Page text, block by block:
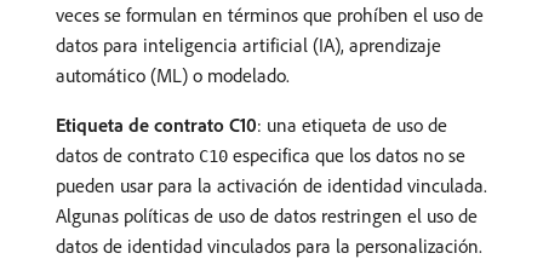
veces se formulan en términos que prohíben el uso de
datos para inteligencia artificial (IA), aprendizaje
automático (ML) o modelado.
Etiqueta de contrato C10: una etiqueta de uso de
datos de contrato C10 especifica que los datos no se
pueden usar para la activación de identidad vinculada.
Algunas políticas de uso de datos restringen el uso de
datos de identidad vinculados para la personalización.